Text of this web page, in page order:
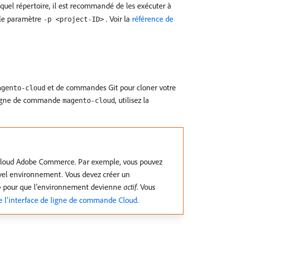
répertoire, il est recommandé de les exécuter à
paramètre -p <project-ID> . Voir la référence de
cloud et de commandes Git pour cloner votre
de commande magento-cloud, utilisez la
Adobe Commerce. Par exemple, vous pouvez
environnement. Vous devez créer un
pour que l’environnement devienne actif. Vous
l’interface de ligne de commande Cloud.